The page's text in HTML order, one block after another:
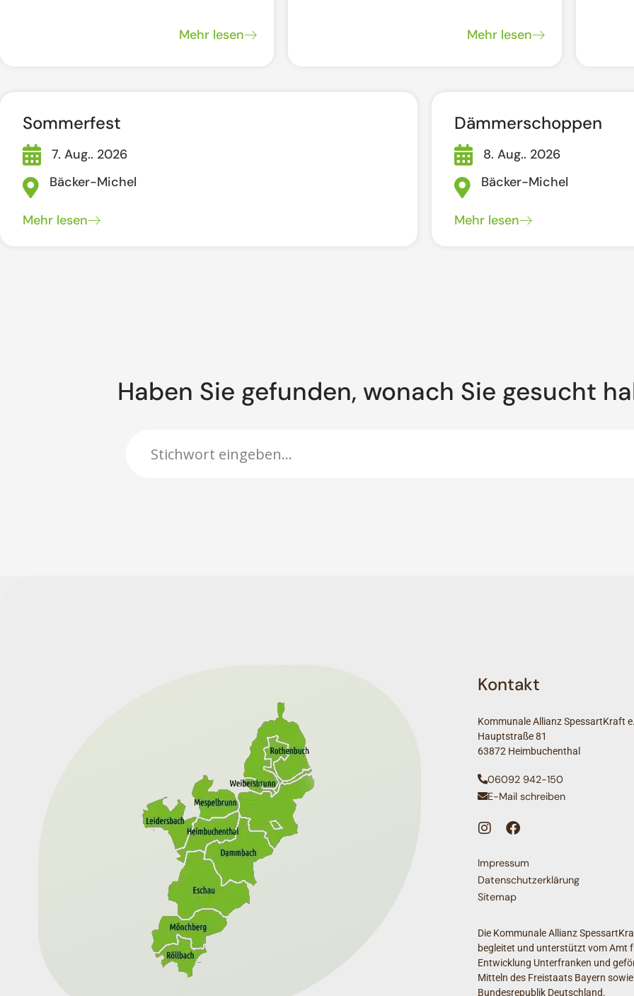
Mehr lesen Mehr lesen
Sommerfest
7. Aug.. 2026
Bäcker-Michel
Mehr lesen
Dämmerschoppen
8. Aug.. 2026
Bäcker-Michel
Mehr lesen
Haben Sie gefunden, wonach Sie gesucht
Kontakt
Kommunale Allianz SpessartKraft
Hauptstraße 81
63872 Heimbuchenthal
06092 942-150
E-Mail schreiben
Impressum
Datenschutzerklärung
Sitemap
Die Kommunale Allianz
begleitet und unterstützt vom Amt
Entwicklung Unterfranken und
Mitteln des Freistaats Bayern
Bundesrepublik Deutschland.